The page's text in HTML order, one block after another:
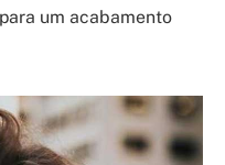
um acabamento